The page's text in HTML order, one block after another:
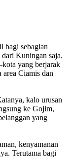
bagi sebagian
dari Kuningan saja.
kota yang berjarak
Ciamis dan
kalo urusan
ke Gojim,
yang
kenyamanan
Terutama bagi